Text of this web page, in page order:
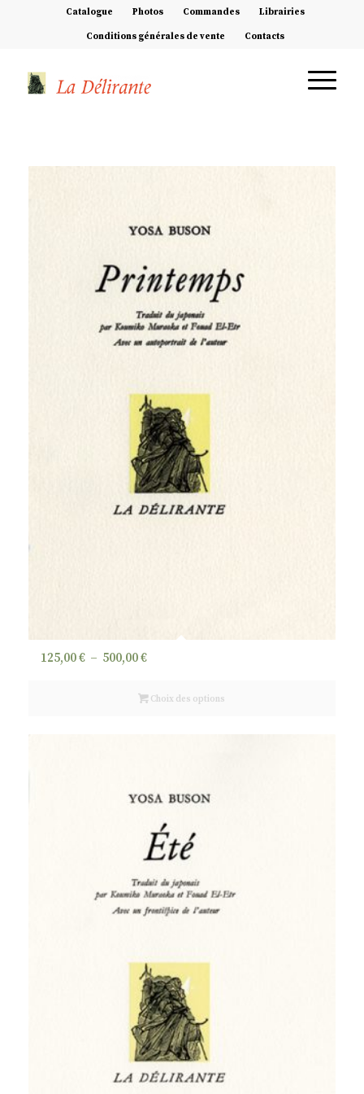
Catalogue Photos Commandes Librairies
Conditions générales de vente Contacts
125,00€ – 500,00€Plage
prix :
Choix des options